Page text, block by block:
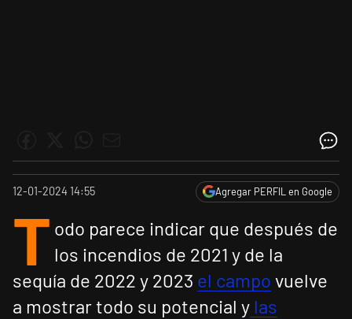
12-01-2024 14:55 Agregar PERFIL en Google
T odo parece indicar que después de
los incendios de 2021 y de la
sequía de 2022 y 2023 el campo vuelve
a mostrar todo su potencial y las